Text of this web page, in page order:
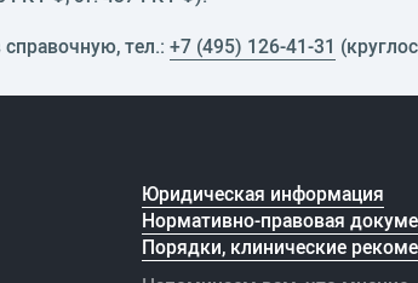
тел.: +7 (495) 126-41-31
Юридическая информация
Нормативно-правовая
Порядки, клинические